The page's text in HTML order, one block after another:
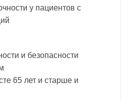
у пациентов с
и безопасности
65 лет и старше и